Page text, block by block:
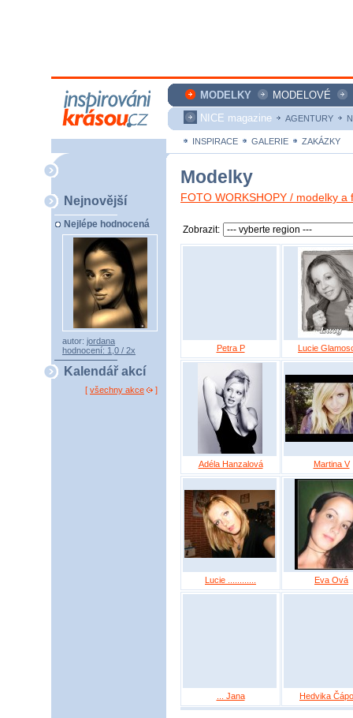
MODELKY MODELOVÉ
NICE magazine
AGENTURY
INSPIRACE GALERIE ZAKÁZKY
Nejnovější
Nejlépe hodnocená
autor: jordana
hodnocení: 1,0 / 2x
Kalendář akcí
[ všechny akce ]
Modelky
FOTO WORKSHOPY / modelky
Zobrazit:
Petra P Lucie
Adéla Hanzalová Martina V
Lucie ............ Eva Ová
... Jana Hedvika